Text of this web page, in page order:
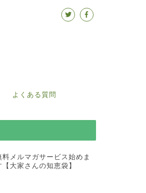
よくある質問
料メルマガサービス始めま
【大家さんの知恵袋】